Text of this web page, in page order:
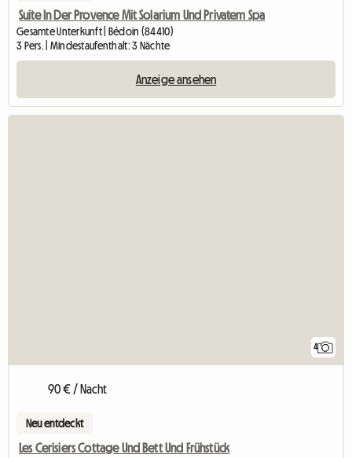
Suite In Der Provence Mit Solarium Und Privatem Spa
Gesamte Unterkunft | Bédoin (84410)
3 Pers. | Mindestaufenthalt: 3 Nächte
Anzeige ansehen
4
90 € / Nacht
Neu entdeckt
Les Cerisiers Cottage Und Bett Und Frühstück